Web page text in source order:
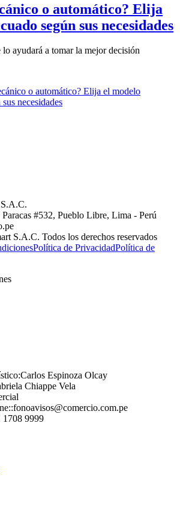
o automático? Elija
según sus necesidades
ayudará a tomar la mejor decisión
Paracas #532, Pueblo Libre, Lima - Perú
S.A.C. Todos los derechos reservados
Política de PrivacidadPolítica de
:Carlos Espinoza Olcay
Chiappe Vela
:fonoavisos@comercio.com.pe
1708 9999